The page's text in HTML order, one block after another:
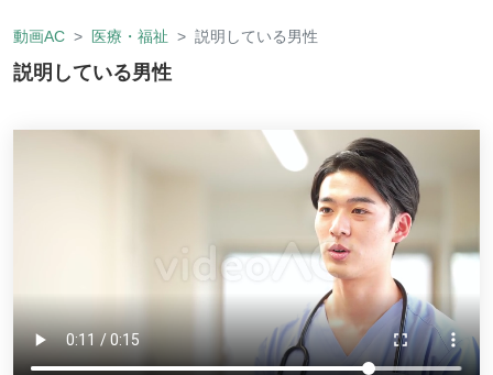
動画AC 医療・福祉 説明している男性
説明している男性